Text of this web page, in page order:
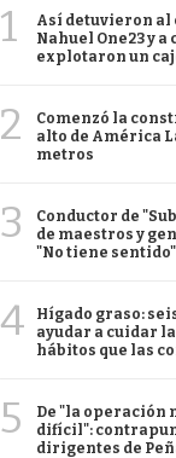
1
Así detuvieron al
Nahuel One23 y
explotaron un
2
Comenzó la
alto de América
metros
3
Conductor de
de maestros y
"No tiene sentido"
4
Hígado graso:
ayudar a cuidar
hábitos que las
5
De "la operación
difícil":
dirigentes de